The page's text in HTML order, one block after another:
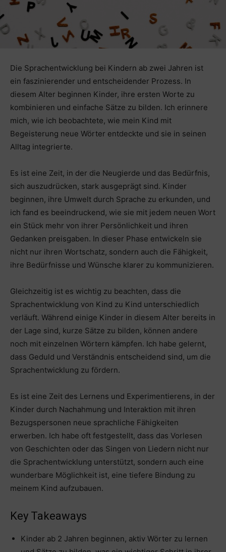
Die Sprachentwicklung bei Kindern ab zwei Jahren ist
ein faszinierender und entscheidender Prozess. In
diesem Alter beginnen Kinder, ihre ersten Worte zu
kombinieren und einfache Sätze zu bilden. Ich erinnere
mich, wie ich beobachtete, wie mein Kind mit
Begeisterung neue Wörter entdeckte und sie in seinen
Alltag integrierte.
Es ist eine Zeit, in der die Neugierde und das Bedürfnis,
sich auszudrücken, stark ausgeprägt sind. Kinder
beginnen, ihre Umwelt durch Sprache zu erkunden, und
ich fand es beeindruckend, wie sie mit jedem neuen Wort
ein Stück mehr von ihrer Persönlichkeit und ihren
Gedanken preisgaben. In dieser Phase entwickeln sie
nicht nur ihren Wortschatz, sondern auch die Fähigkeit,
ihre Bedürfnisse und Wünsche klarer zu kommunizieren.
Gleichzeitig ist es wichtig zu beachten, dass die
Sprachentwicklung von Kind zu Kind unterschiedlich
verläuft. Während einige Kinder in diesem Alter bereits in
der Lage sind, kurze Sätze zu bilden, können andere
noch mit einzelnen Wörtern kämpfen. Ich habe gelernt,
dass Geduld und Verständnis entscheidend sind, um die
Sprachentwicklung zu fördern.
Es ist eine Zeit des Lernens und Experimentierens, in der
Kinder durch Nachahmung und Interaktion mit ihren
Bezugspersonen neue sprachliche Fähigkeiten
erwerben. Ich habe oft festgestellt, dass das Vorlesen
von Geschichten oder das Singen von Liedern nicht nur
die Sprachentwicklung unterstützt, sondern auch eine
wunderbare Möglichkeit ist, eine tiefere Bindung zu
meinem Kind aufzubauen.
Key Takeaways
Kinder ab 2 Jahren beginnen, aktiv Wörter zu lernen